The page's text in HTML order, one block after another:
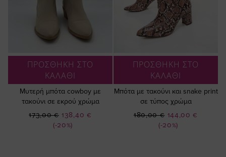
ΠΡΟΣΘΗΚΗ ΣΤΟ
ΚΑΛΑΘΙ
Μυτερή μπότα cowboy με
τακούνι σε εκρού χρώμα
(-20%)
Ειδική
Τιμή
138,40 €
173,00 €
ΠΡΟΣΘΗΚΗ ΣΤΟ
ΚΑΛΑΘΙ
Mπότα με τακούνι και snake print
σε τύπος χρώμα
(-20%)
Ειδική
Τιμή
144,00 €
180,00 €